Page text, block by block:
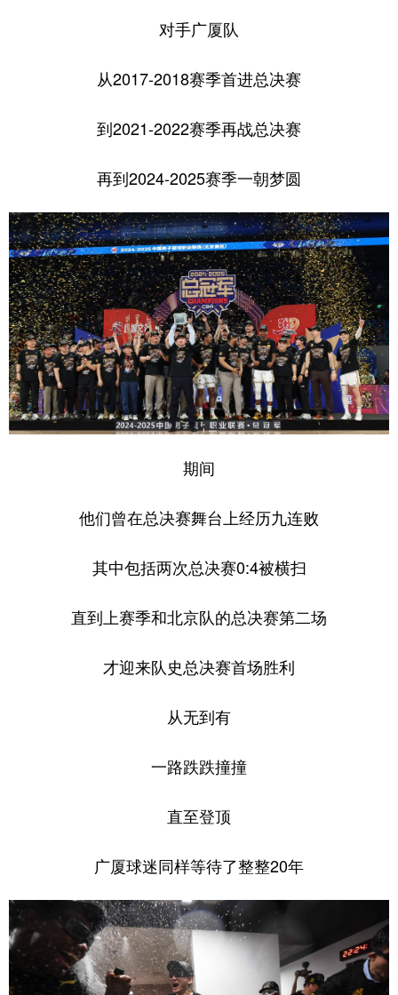
对手广厦队
从2017-2018赛季首进总决赛
到2021-2022赛季再战总决赛
再到2024-2025赛季一朝梦圆
期间
他们曾在总决赛舞台上经历九连败
其中包括两次总决赛0:4被横扫
直到上赛季和北京队的总决赛第二场
才迎来队史总决赛首场胜利
从无到有
一路跌跌撞撞
直至登顶
广厦球迷同样等待了整整20年